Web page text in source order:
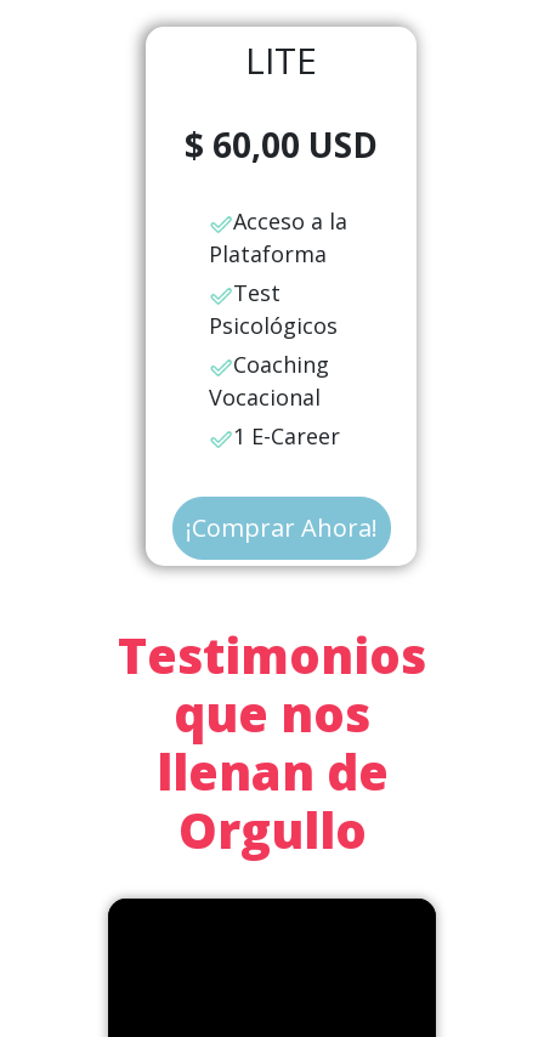
​LITE
$ 60,00 USD
Acceso a la
Plataforma
Test
Psicológicos
Coaching
Vocacional
1 E-Career
¡Comprar Ahora!
Testimonios
que nos
llenan de
Orgullo